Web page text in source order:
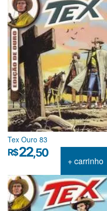
Tex Ouro 83
R$22,50
+ carrinho